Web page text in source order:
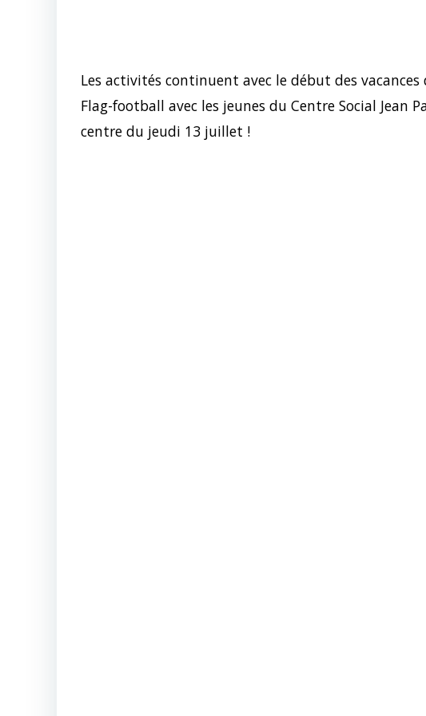
Les activités continuent avec le début des
Flag-football avec les jeunes du Centre Social Jean
centre du jeudi 13 juillet !